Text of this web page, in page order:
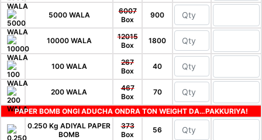
5000 WALA
6007
Box
900
10000 WALA
12015
Box
1800
100 WALA
267
Box
40
200 WALA
467
Box
70
PAPER BOMB ONGI ADUCHA ONDRA TON WEIGHT DA…PAKKURIYA!
0.250 Kg ADIYAL PAPER
BOMB
373
Box
56